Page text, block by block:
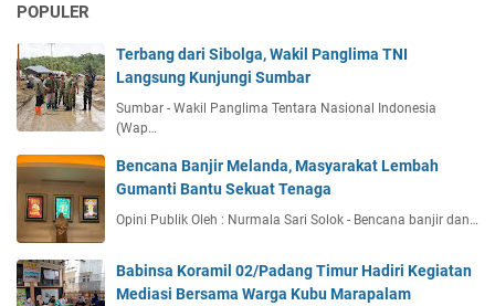
POPULER
Terbang dari Sibolga, Wakil Panglima TNI
Langsung Kunjungi Sumbar
Sumbar - Wakil Panglima Tentara Nasional Indonesia
(Wap…
Bencana Banjir Melanda, Masyarakat Lembah
Gumanti Bantu Sekuat Tenaga
Opini Publik Oleh : Nurmala Sari Solok - Bencana banjir dan…
Babinsa Koramil 02/Padang Timur Hadiri Kegiatan
Mediasi Bersama Warga Kubu Marapalam